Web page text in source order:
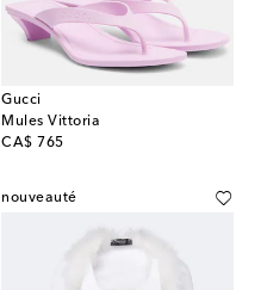
Gucci
Mules Vittoria
CA$ 765
original price
nouveauté